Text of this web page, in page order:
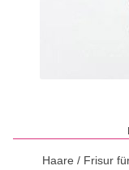
Haare / Frisur